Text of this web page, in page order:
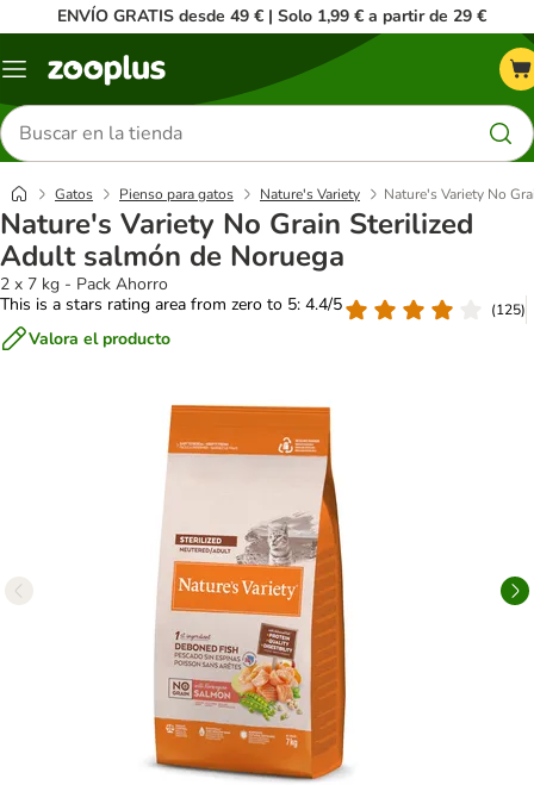
ENVÍO GRATIS desde 49 € | Solo 1,99 € a partir de 29 €
Menú
Buscar
productos
Gatos Pienso para gatos Nature's Variety Nature's Variety No
Nature's Variety No Grain Sterilized
Adult salmón de Noruega
2 x 7 kg - Pack Ahorro
This is a stars rating area from zero to 5: 4.4/5
(125)
Valora el producto